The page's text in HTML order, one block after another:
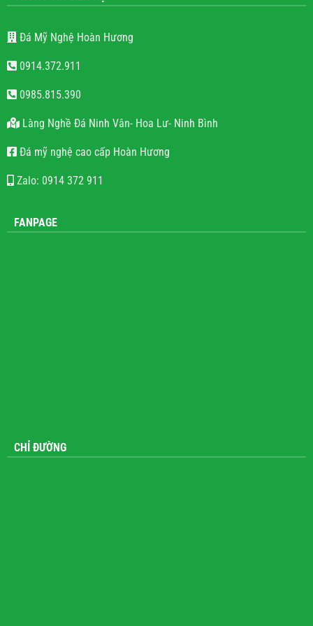
Đá Mỹ Nghệ Hoàn Hương
0914.372.911
0985.815.390
Làng Nghề Đá Ninh Vân- Hoa Lư- Ninh Bình
Đá mỹ nghệ cao cấp Hoàn Hương